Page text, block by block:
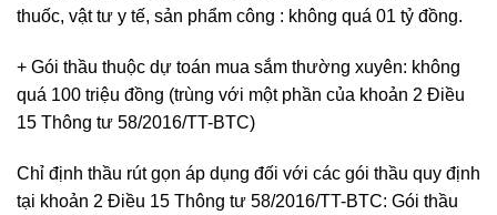
thuốc, vật tư y tế, sản phẩm công : không quá 01 tỷ đồng.
+ Gói thầu thuộc dự toán mua sắm thường xuyên: không
quá 100 triệu đồng (trùng với một phần của khoản 2 Điều
15 Thông tư 58/2016/TT-BTC)
Chỉ định thầu rút gọn áp dụng đối với các gói thầu quy định
tại khoản 2 Điều 15 Thông tư 58/2016/TT-BTC: Gói thầu